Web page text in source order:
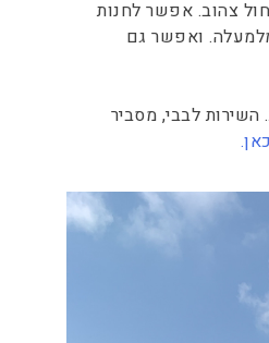
צהוב. אפשר לחנות
ואפשר גם
לבבי, מסביר